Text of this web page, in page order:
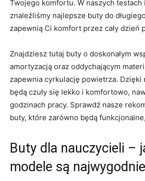
Twojego komfortu. W ⁤naszych testach
znaleźliśmy ‌najlepsze buty‌ do
⁤zapewnią Ci komfort przez ⁤cały dzień
Znajdziesz tutaj​ buty o ⁢doskonałym
amortyzacją oraz oddychającym
zapewnia cyrkulację powietrza. Dzięki
będą czuły się lekko i komfortowo,
godzinach⁣ pracy. ​Sprawdź‌ nasze
buty, które zarówno ⁣będą
Buty dla nauczycieli –
modele są